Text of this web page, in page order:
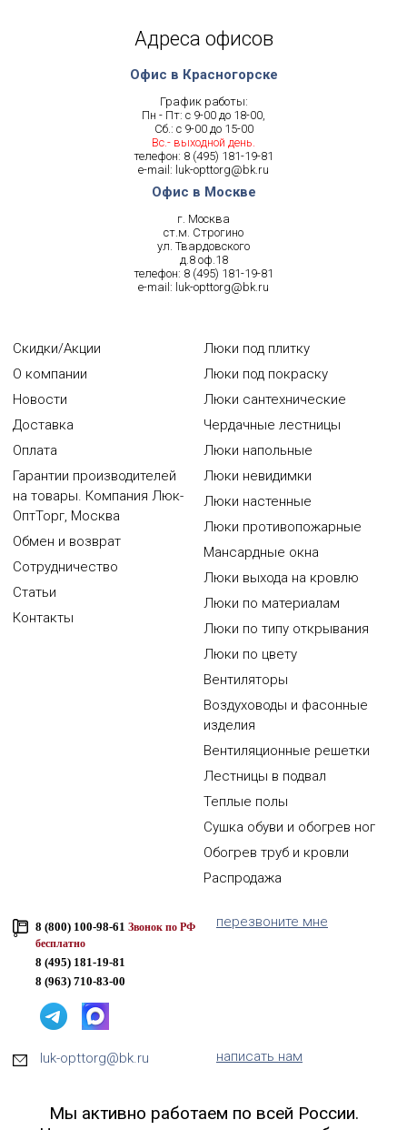
Адреса офисов
Офис в Красногорске
График работы:
Пн - Пт: с 9-00 до 18-00,
Сб.: с 9-00 до 15-00
Вс.- выходной день.
телефон: 8 (495) 181-19-81
e-mail: luk-opttorg@bk.ru
Офис в Москве
г. Москва
ст.м. Строгино
ул. Твардовского
д.8 оф.18
телефон: 8 (495) 181-19-81
e-mail: luk-opttorg@bk.ru
Скидки/Акции
О компании
Новости
Доставка
Оплата
Гарантии производителей
на товары. Компания Люк-
ОптТорг, Москва
Обмен и возврат
Сотрудничество
Статьи
Контакты
Люки под плитку
Люки под покраску
Люки сантехнические
Чердачные лестницы
Люки напольные
Люки невидимки
Люки настенные
Люки противопожарные
Мансардные окна
Люки выхода на кровлю
Люки по материалам
Люки по типу открывания
Люки по цвету
Вентиляторы
Воздуховоды и фасонные
изделия
Вентиляционные решетки
Лестницы в подвал
Теплые полы
Сушка обуви и обогрев ног
Обогрев труб и кровли
Распродажа
8 (800) 100-98-61 Звонок по РФ
бесплатно
8 (495) 181-19-81
8 (963) 710-83-00
перезвоните мне
luk-opttorg@bk.ru написать нам
Мы активно работаем по всей России.